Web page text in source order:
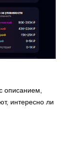
описанием,
интересно ли